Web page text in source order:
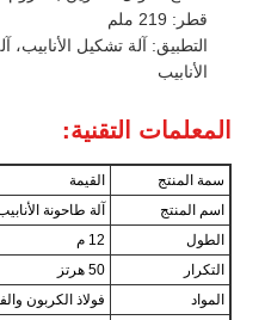
قطر: 219 ملم
التطبيق: آلة تشكيل الأنابيب،
الأنابيب
المعلمات التقنية:
سمة المنتج
القيمة
اسم المنتج
آلة طاحونة
الطول
12 م
التكرار
50 هرتز
المواد
فولاذ الكربون